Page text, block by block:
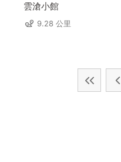
雲滄小館
9.28 公里